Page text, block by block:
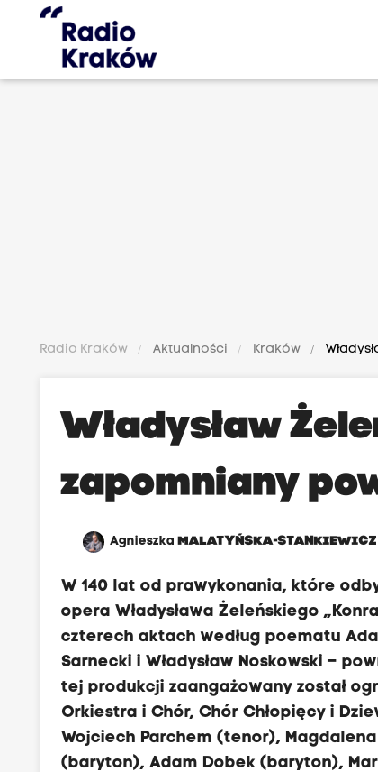
Radio Kraków Aktualności Kraków
Władysław
zapomniany
AgnieszkaMALATYŃSKA-STANKIEWICZ
W 140 lat od prawykonania, które
opera Władysława Żeleńskiego
czterech aktach według poematu
Sarnecki i Władysław Noskowski –
tej produkcji zaangażowany został
Orkiestra i Chór, Chór Chłopięcy i
Wojciech Parchem (tenor),
(baryton), Adam Dobek (baryton),